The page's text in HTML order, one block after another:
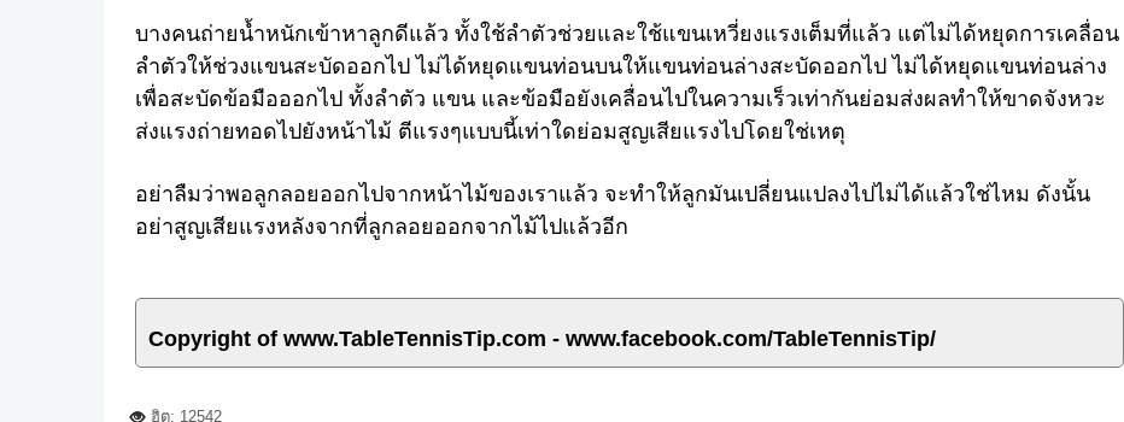
บางคนถ่ายน้ำหนักเข้าหาลูกดีแล้ว ทั้งใช้ลำตัวช่วยและใช้แขนเหวี่ยงแรงเต็มที่แล้ว แต่ไม่ได้หยุดการเคลื่อน
ลำตัวให้ช่วงแขนสะบัดออกไป ไม่ได้หยุดแขนท่อนบนให้แขนท่อนล่างสะบัดออกไป ไม่ได้หยุดแขนท่อนล่าง
เพื่อสะบัดข้อมือออกไป ทั้งลำตัว แขน และข้อมือยังเคลื่อนไปในความเร็วเท่ากันย่อมส่งผลทำให้ขาดจังหวะ
ส่งแรงถ่ายทอดไปยังหน้าไม้ ตีแรงๆแบบนี้เท่าใดย่อมสูญเสียแรงไปโดยใช่เหตุ
อย่าลืมว่าพอลูกลอยออกไปจากหน้าไม้ของเราแล้ว จะทำให้ลูกมันเปลี่ยนแปลงไปไม่ได้แล้วใช่ไหม ดังนั้น
อย่าสูญเสียแรงหลังจากที่ลูกลอยออกจากไม้ไปแล้วอีก
Copyright of www.TableTennisTip.com - www.facebook.com/TableTennisTip/
ฮิต: 12542